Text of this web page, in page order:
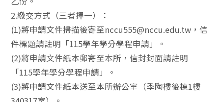
2.繳交方式（三者擇一）：
(1)將申請文件掃描後寄至nccu555@nccu.edu.tw，信
件標題請註明「115學年學分學程申請」。
(2)將申請文件紙本郵寄至本所，信封封面請註明
「115學年學分學程申請」。
(3)將申請文件紙本送至本所辦公室（季陶樓後棟1樓